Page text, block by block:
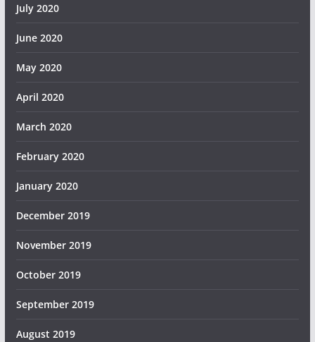
July 2020
June 2020
May 2020
April 2020
March 2020
February 2020
January 2020
December 2019
November 2019
October 2019
September 2019
August 2019